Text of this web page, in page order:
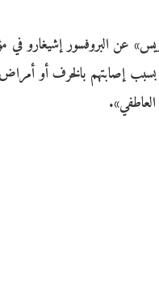
عن البروفسور إشيغارو
بسبب إصابتهم بالخرف أو